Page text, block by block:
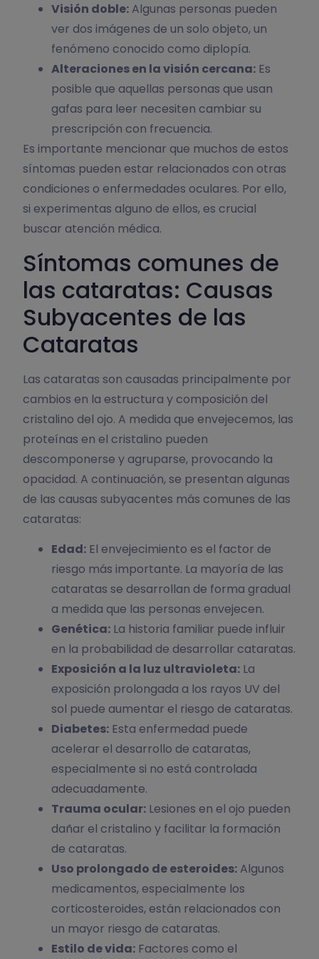
Visión doble: Algunas personas pueden
ver dos imágenes de un solo objeto, un
fenómeno conocido como diplopía.
Alteraciones en la visión cercana: Es
posible que aquellas personas que usan
gafas para leer necesiten cambiar su
prescripción con frecuencia.
Es importante mencionar que muchos de estos
síntomas pueden estar relacionados con otras
condiciones o enfermedades oculares. Por ello,
si experimentas alguno de ellos, es crucial
buscar atención médica.
Síntomas comunes de
las cataratas: Causas
Subyacentes de las
Cataratas
Las cataratas son causadas principalmente por
cambios en la estructura y composición del
cristalino del ojo. A medida que envejecemos, las
proteínas en el cristalino pueden
descomponerse y agruparse, provocando la
opacidad. A continuación, se presentan algunas
de las causas subyacentes más comunes de las
cataratas:
Edad: El envejecimiento es el factor de
riesgo más importante. La mayoría de las
cataratas se desarrollan de forma gradual
a medida que las personas envejecen.
Genética: La historia familiar puede influir
en la probabilidad de desarrollar cataratas.
Exposición a la luz ultravioleta: La
exposición prolongada a los rayos UV del
sol puede aumentar el riesgo de cataratas.
Diabetes: Esta enfermedad puede
acelerar el desarrollo de cataratas,
especialmente si no está controlada
adecuadamente.
Trauma ocular: Lesiones en el ojo pueden
dañar el cristalino y facilitar la formación
de cataratas.
Uso prolongado de esteroides: Algunos
medicamentos, especialmente los
corticosteroides, están relacionados con
un mayor riesgo de cataratas.
Estilo de vida: Factores como el